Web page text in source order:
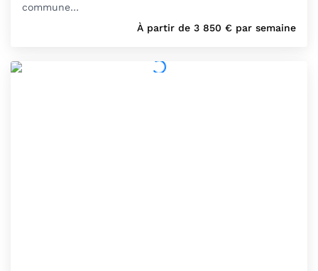
commune…
À partir de 3 850 € par semaine